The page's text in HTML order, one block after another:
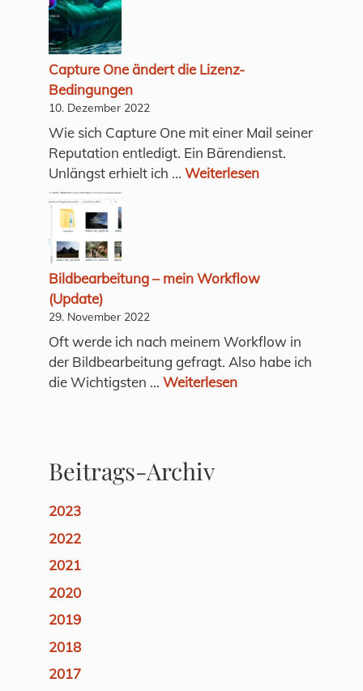
Capture One ändert die Lizenz-
Bedingungen
10. Dezember 2022
Wie sich Capture One mit einer Mail seiner
Reputation entledigt. Ein Bärendienst.
Unlängst erhielt ich ... Weiterlesen
Bildbearbeitung – mein Workflow
(Update)
29. November 2022
Oft werde ich nach meinem Workflow in
der Bildbearbeitung gefragt. Also habe ich
die Wichtigsten ... Weiterlesen
Beitrags-Archiv
2023
2022
2021
2020
2019
2018
2017